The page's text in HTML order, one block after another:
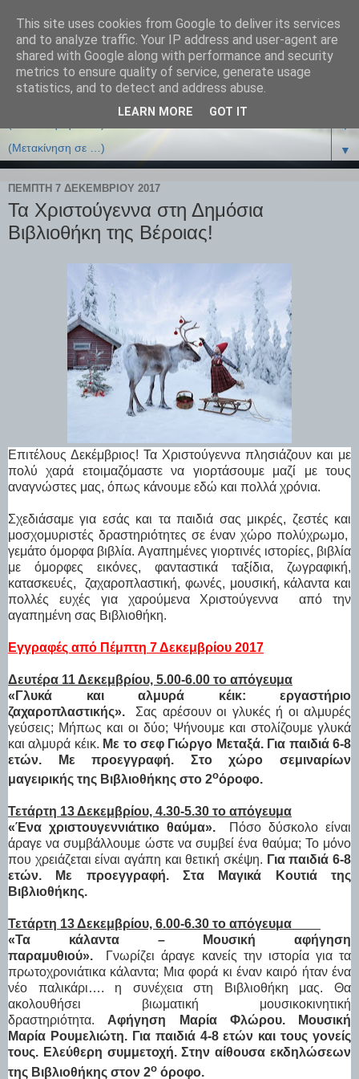
▼
▼
ΠΈΜΠΤΗ 7 ΔΕΚΕΜΒΡΊΟΥ 2017
Τα Χριστούγεννα στη Δημόσια
Βιβλιοθήκη της Βέροιας!
Επιτέλους Δεκέμβριος! Τα Χριστούγεννα πλησιάζουν και με
πολύ χαρά ετοιμαζόμαστε να γιορτάσουμε μαζί με τους
αναγνώστες μας, όπως κάνουμε εδώ και πολλά χρόνια.
Σχεδιάσαμε για εσάς και τα παιδιά σας μικρές, ζεστές και
μοσχομυριστές δραστηριότητες σε έναν χώρο πολύχρωμο,
γεμάτο όμορφα βιβλία. Αγαπημένες γιορτινές ιστορίες, βιβλία
με όμορφες εικόνες, φανταστικά ταξίδια, ζωγραφική,
κατασκευές, ζαχαροπλαστική, φωνές, μουσική, κάλαντα και
πολλές ευχές για χαρούμενα Χριστούγεννα από την
αγαπημένη σας Βιβλιοθήκη.
Εγγραφές από Πέμπτη 7 Δεκεμβρίου 2017
Δευτέρα 11 Δεκεμβρίου, 5.00-6.00 το απόγευμα
«Γλυκά και αλμυρά κέικ: εργαστήριο
ζαχαροπλαστικής». Σας αρέσουν οι γλυκές ή οι αλμυρές
γεύσεις; Μήπως και οι δύο; Ψήνουμε και στολίζουμε γλυκά
και αλμυρά κέικ. Με το σεφ Γιώργο Μεταξά. Για παιδιά 6-8
ετών. Με προεγγραφή. Στο χώρο σεμιναρίων
μαγειρικής της Βιβλιοθήκης στο 2οόροφο.
Τετάρτη 13 Δεκεμβρίου, 4.30-5.30 το απόγευμα
«Ένα χριστουγεννιάτικο θαύμα». Πόσο δύσκολο είναι
άραγε να συμβάλλουμε ώστε να συμβεί ένα θαύμα; Το μόνο
που χρειάζεται είναι αγάπη και θετική σκέψη. Για παιδιά 6-8
ετών. Με προεγγραφή.Στα Μαγικά Κουτιά της
Βιβλιοθήκης.
Τετάρτη 13 Δεκεμβρίου, 6.00-6.30 το απόγευμα
«Τα κάλαντα – Μουσική αφήγηση
παραμυθιού».
Γνωρίζει άραγε κανείς την ιστορία για τα
πρωτοχρονιάτικα κάλαντα; Μια φορά κι έναν καιρό ήταν ένα
νέο παλικάρι…. η συνέχεια στη Βιβλιοθήκη μας. Θα
ακολουθήσει βιωματική μουσικοκινητική
δραστηριότητα. Αφήγηση Μαρία Φλώρου. Μουσική
Μαρία Ρουμελιώτη. Για παιδιά 4-8 ετών και τους γονείς
τους. Ελεύθερη συμμετοχή. Στην αίθουσα εκδηλώσεων
της Βιβλιοθήκης στον 2ο όροφο.
This site uses cookies from Google to deliver its services
and to analyze traffic. Your IP address and user-agent are
shared with Google along with performance and security
metrics to ensure quality of service, generate usage
statistics, and to detect and address abuse.
LEARN MORE GOT IT